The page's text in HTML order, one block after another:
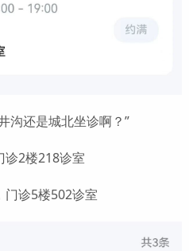
还是城北坐诊啊？”
2楼218诊室
诊5楼502诊室